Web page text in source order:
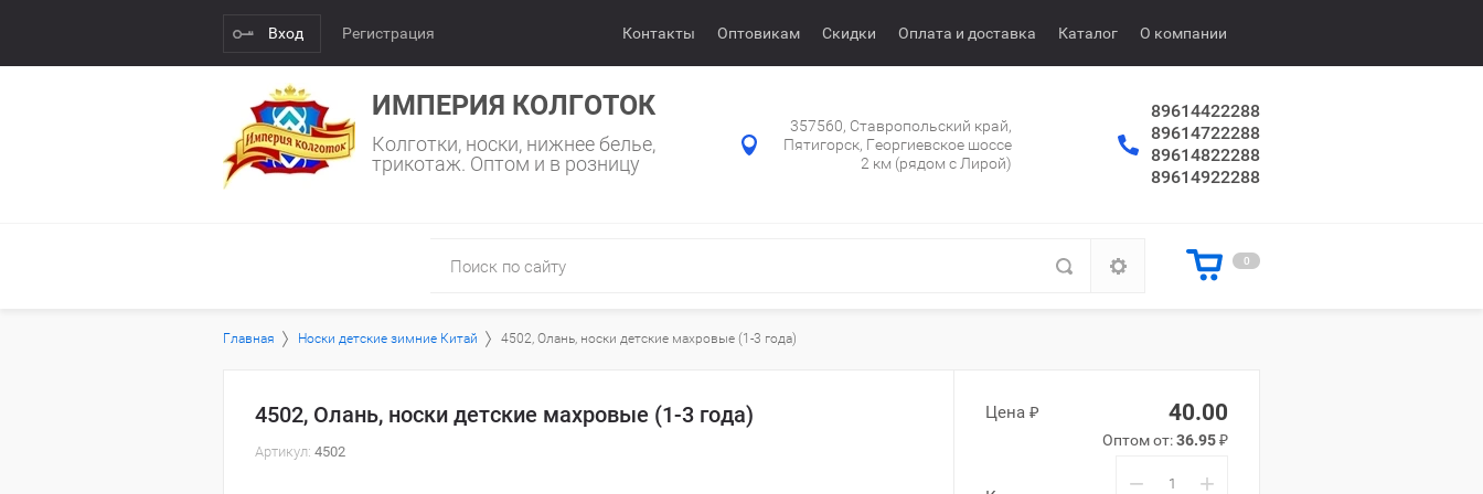
Вход Регистрация Контакты Оптовикам Скидки Оплата и доставка Каталог О компании
ИМПЕРИЯ КОЛГОТОК
Колготки, носки, нижнее белье,
трикотаж. Оптом и в розницу
357560, Ставропольский край,
Пятигорск, Георгиевское шоссе
2 км (рядом с Лирой)
89614422288
89614722288
89614822288
89614922288
0
Главная Носки детские зимние Китай 4502, Олань, носки детские махровые (1-3 года)
4502, Олань, носки детские махровые (1-3 года)
Артикул: 4502
Цена ₽ 40.00
Оптом от:36.95₽
− +